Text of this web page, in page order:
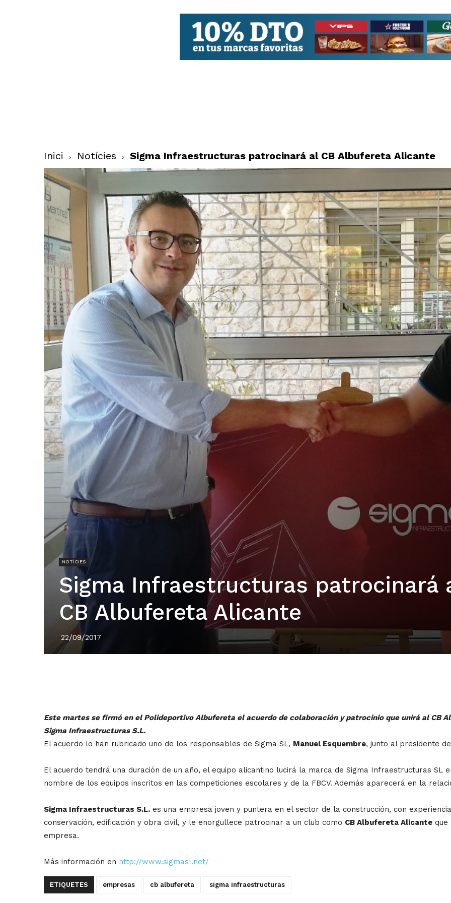
Inici Notícies Sigma Infraestructuras patrocinará al CB Albufereta Alicante
NOTÍCIES
Sigma Infraestructuras patrocinará
CB Albufereta Alicante
22/09/2017
Este martes se firmó en el Polideportivo Albufereta el acuerdo de colaboración y patrocinio que unirá al CB
Sigma Infraestructuras S.L.
El acuerdo lo han rubricado uno de los responsables de Sigma SL, Manuel Esquembre, junto al presidente
El acuerdo tendrá una duración de un año, el equipo alicantino lucirá la marca de Sigma Infraestructuras
nombre de los equipos inscritos en las competiciones escolares y de la FBCV. Además aparecerá en la
Sigma Infraestructuras S.L.es una empresa joven y puntera en el sector de la construcción, con
conservación, edificación y obra civil, y le enorgullece patrocinar a un club como CB Albufereta Alicanteque
empresa.
Más información en http://www.sigmasl.net/
ETIQUETES empresas cb albufereta sigma infraestructuras